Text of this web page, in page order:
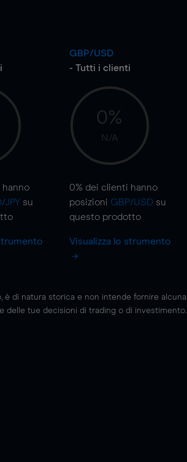
JPYsu
GBP/USD
- Tutti i clienti
0%
N/A
0% dei clienti hanno
posizioni GBP/USDsu
questo prodotto
Visualizza lo strumento
di natura storica e non intende fornire alcuna
delle tue decisioni di trading o di investimento.